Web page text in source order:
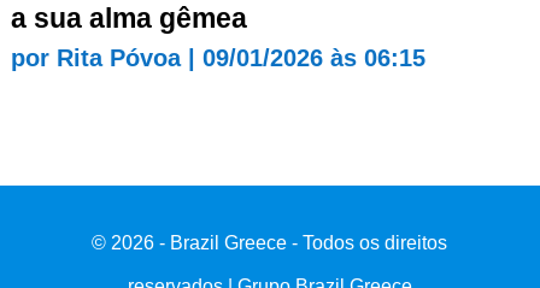
a sua alma gêmea
por Rita Póvoa| 09/01/2026 às 06:15
© 2026 - Brazil Greece - Todos os direitos